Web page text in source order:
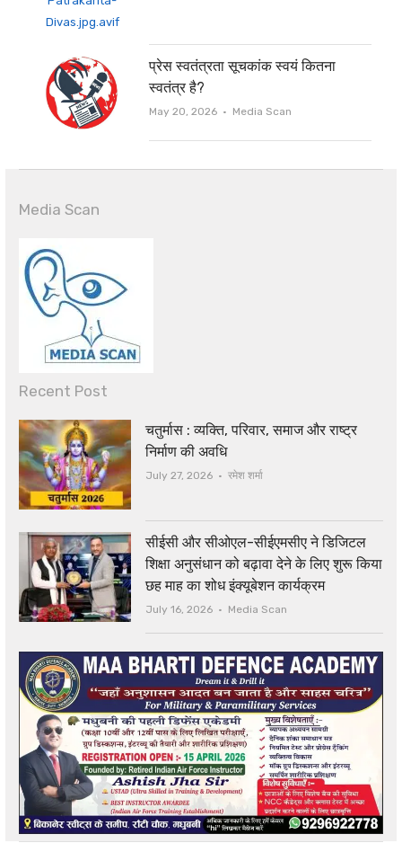
प्रेस स्वतंत्रता सूचकांक स्वयं कितना
स्वतंत्र है?
May 20, 2026 Author
Media Scan
Media Scan
Recent Post
चतुर्मास : व्यक्ति, परिवार, समाज और राष्ट्र
निर्माण की अवधि
July 27, 2026 Author
रमेश शर्मा
सीईसी और सीओएल-सीईएमसीए ने डिजिटल
शिक्षा अनुसंधान को बढ़ावा देने के लिए शुरू किया
छह माह का शोध इंक्यूबेशन कार्यक्रम
July 16, 2026 Author
Media Scan